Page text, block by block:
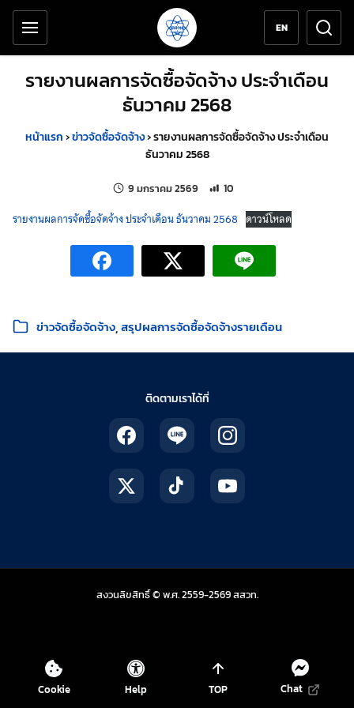
ข้ามไปยังเนื้อหาหลัก
เครื่องมือช่วยเหลือ
EN
รายงานผลการจัดซื้อจัดจ้าง ประจำเดือน
ธันวาคม 2568
หน้าแรก›ข่าวจัดซื้อจัดจ้าง›รายงานผลการจัดซื้อจัดจ้าง ประจำเดือน
ธันวาคม 2568
9 มกราคม 2569 แก้ไขล่าสุดเมื่อ:
จำนวนการเข้าชม 10 ครั้ง
10
รายงานผลการจัดซื้อจัดจ้าง ประจำเดือน ธันวาคม 2568 ดาวน์โหลด
หมวดหมู่:
ข่าวจัดซื้อจัดจ้าง สรุปผลการจัดซื้อจัดจ้างรายเดือน
ติดตามเราได้ที่
สงวนลิขสิทธิ์ © พ.ศ. 2559-2569สสวท.สถาบันส่งเสริมการสอ
Cookie Help TOP Chat